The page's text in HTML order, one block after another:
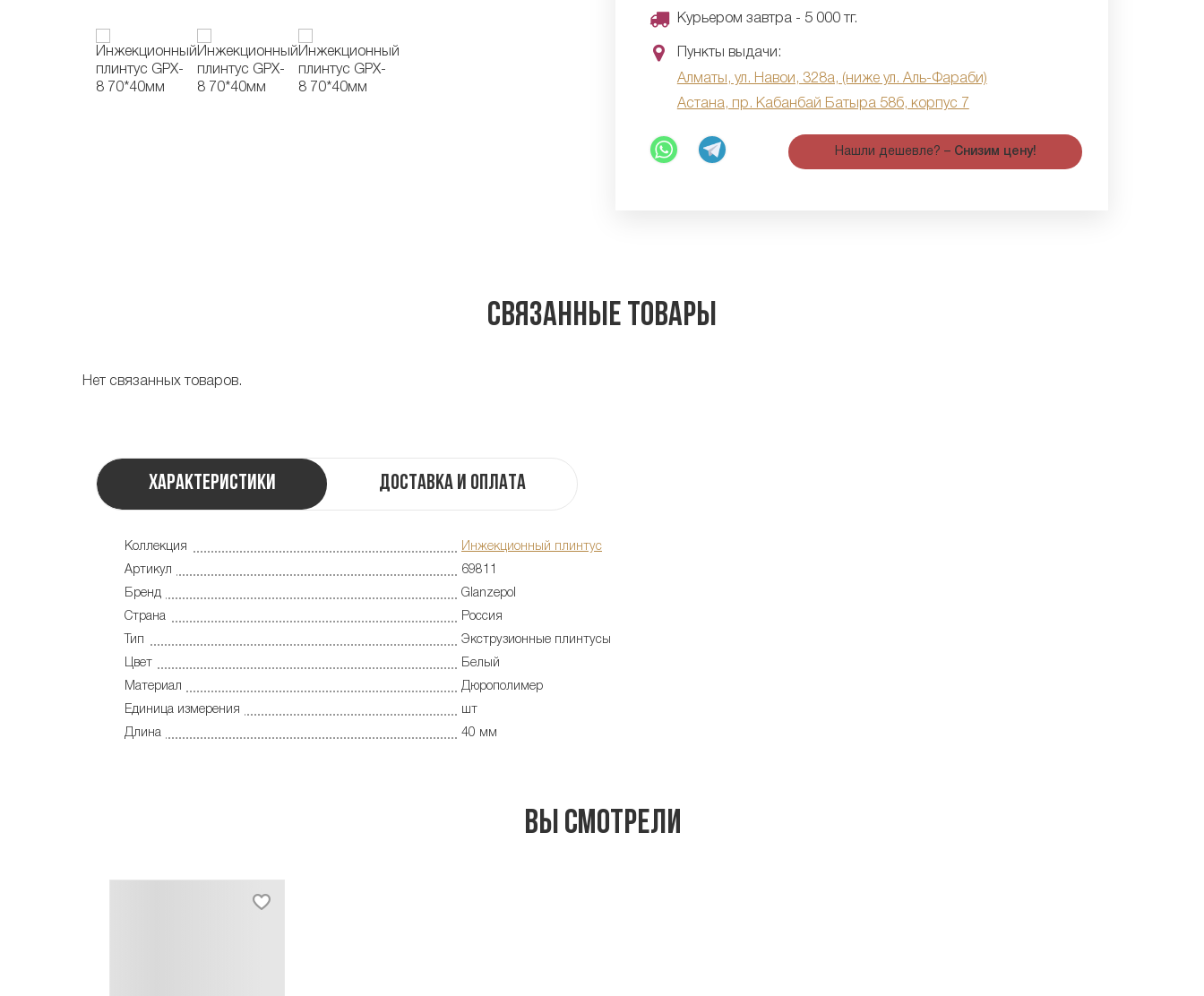
Курьером завтра - 5 000 тг.
Пункты выдачи:
Алматы, ул. Навои, 328а, (ниже ул. Аль-Фараби)
Астана, пр. Кабанбай Батыра 58б, корпус 7
Нашли дешевле? – Снизим цену!
Связанные товары
Нет связанных товаров.
Характеристики Доставка и оплата
Коллекция
Инжекционный плинтус
Артикул
69811
Бренд
Glanzepol
Страна
Россия
Тип
Экструзионные плинтусы
Цвет
Белый
Материал
Дюрополимер
Единица измерения
шт
Длина
40 мм
Вы смотрели